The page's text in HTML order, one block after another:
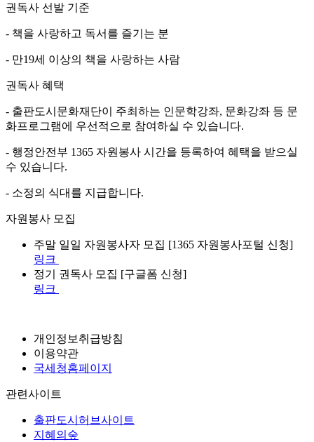
권독사 선발 기준
- 책을 사랑하고 독서를 즐기는 분
- 만19세 이상의 책을 사랑하는 사람
권독사 혜택
- 출판도시문화재단이 주최하는 인문학강좌, 문화강좌 등 문
화프로그램에 우선적으로 참여하실 수 있습니다.
- 행정안전부 1365 자원봉사 시간을 등록하여 혜택을 받으실
수 있습니다.
- 소정의 식대를 지급합니다.
자원봉사 모집
주말 일일 자원봉사자 모집 [1365 자원봉사포털 신청]
링크
정기 권독사 모집 [구글폼 신청]
링크
개인정보취급방침
이용약관
국세청홈페이지
관련사이트
출판도시허브사이트
지혜의숲